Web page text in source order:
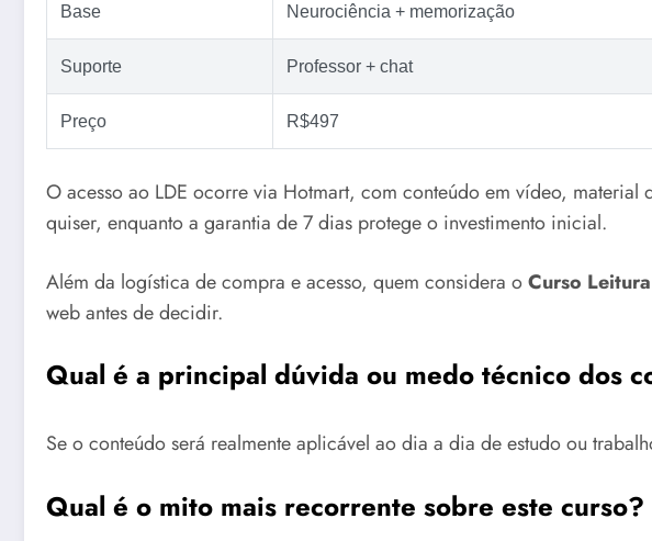
Base Neurociência + memorização
Suporte Professor + chat
Preço R$497
O acesso ao LDE ocorre via Hotmart, com conteúdo em vídeo,
quiser, enquanto a garantia de 7 dias protege o investimento inicial.
Além da logística de compra e acesso, quem considera oCurso
web antes de decidir.
Qual é a principal dúvida ou medo técnico dos
Se o conteúdo será realmente aplicável ao dia a dia de estudo ou
Qual é o mito mais recorrente sobre este curso?